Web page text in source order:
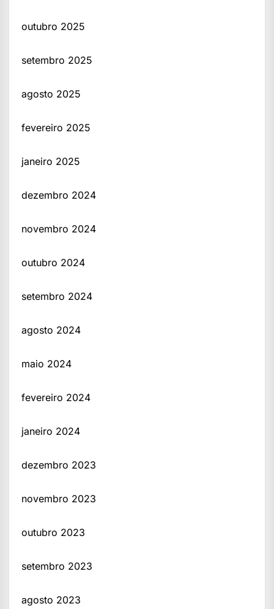
outubro 2025
setembro 2025
agosto 2025
fevereiro 2025
janeiro 2025
dezembro 2024
novembro 2024
outubro 2024
setembro 2024
agosto 2024
maio 2024
fevereiro 2024
janeiro 2024
dezembro 2023
novembro 2023
outubro 2023
setembro 2023
agosto 2023